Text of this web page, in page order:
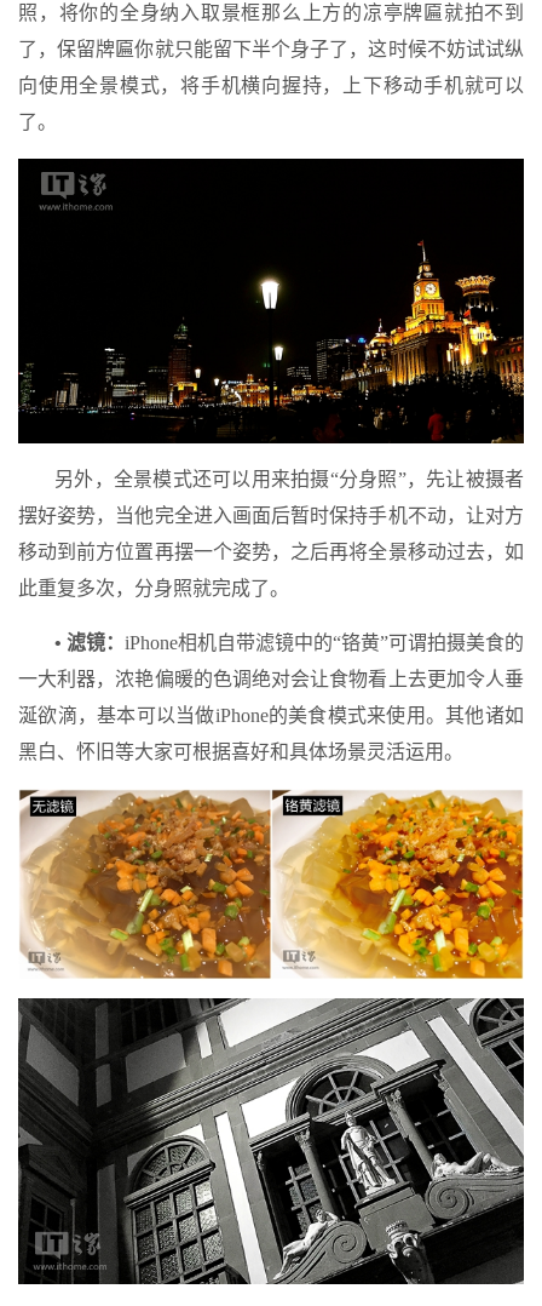
照，将你的全身纳入取景框那么上方的凉亭牌匾就拍不到
了，保留牌匾你就只能留下半个身子了，这时候不妨试试纵
向使用全景模式，将手机横向握持，上下移动手机就可以
了。
另外，全景模式还可以用来拍摄“分身照”，先让被摄者
摆好姿势，当他完全进入画面后暂时保持手机不动，让对方
移动到前方位置再摆一个姿势，之后再将全景移动过去，如
此重复多次，分身照就完成了。
• 滤镜： iPhone相机自带滤镜中的“铬黄”可谓拍摄美食的
一大利器，浓艳偏暖的色调绝对会让食物看上去更加令人垂
涎欲滴，基本可以当做iPhone的美食模式来使用。其他诸如
黑白、怀旧等大家可根据喜好和具体场景灵活运用。